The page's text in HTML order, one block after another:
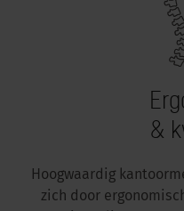
&
Hoogwaardig
zich door